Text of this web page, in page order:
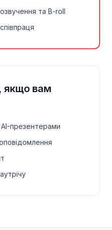
та B-roll
якщо вам
AI-презентерами